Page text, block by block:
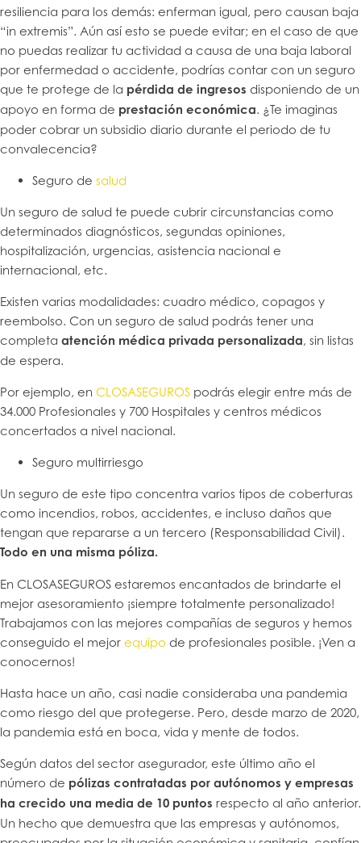
resiliencia para los demás: enferman igual, pero causan baja
“in extremis”. Aún así esto se puede evitar; en el caso de que
no puedas realizar tu actividad a causa de una baja laboral
por enfermedad o accidente, podrías contar con un seguro
que te protege de la pérdida de ingresos disponiendo de un
apoyo en forma de prestación económica. ¿Te imaginas
poder cobrar un subsidio diario durante el periodo de tu
convalecencia?
Seguro de salud
Un seguro de salud te puede cubrir circunstancias como
determinados diagnósticos, segundas opiniones,
hospitalización, urgencias, asistencia nacional e
internacional, etc.
Existen varias modalidades: cuadro médico, copagos y
reembolso. Con un seguro de salud podrás tener una
completa atención médica privada personalizada, sin listas
de espera.
Por ejemplo, en CLOSASEGUROS podrás elegir entre más de
34.000 Profesionales y 700 Hospitales y centros médicos
concertados a nivel nacional.
Seguro multirriesgo
Un seguro de este tipo concentra varios tipos de coberturas
como incendios, robos, accidentes, e incluso daños que
tengan que repararse a un tercero (Responsabilidad Civil).
Todo en una misma póliza.
En CLOSASEGUROS estaremos encantados de brindarte el
mejor asesoramiento ¡siempre totalmente personalizado!
Trabajamos con las mejores compañías de seguros y hemos
conseguido el mejor equipo de profesionales posible. ¡Ven a
conocernos!
Hasta hace un año, casi nadie consideraba una pandemia
como riesgo del que protegerse. Pero, desde marzo de 2020,
la pandemia está en boca, vida y mente de todos.
Según datos del sector asegurador, este último año el
número de pólizas contratadas por autónomos y empresas
ha crecido una media de 10 puntos respecto al año anterior.
Un hecho que demuestra que las empresas y autónomos,